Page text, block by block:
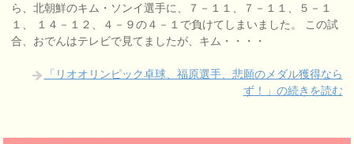
ら、北朝鮮のキム・ソンイ選手に、７－１１、７－１１、５－１
１、 １４－１２、４－９の４－１で負けてしまいました。 この試
合、おでんはテレビで見てましたが、キム・・・・
「リオオリンピック卓球、福原選手、悲願のメダル獲得なら
ず！」の続きを読む